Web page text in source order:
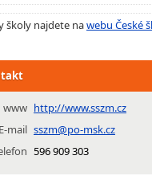
školy najdete nawebu České
www http://www.sszm.cz
E-mail sszm@po-msk.cz
596 909 303